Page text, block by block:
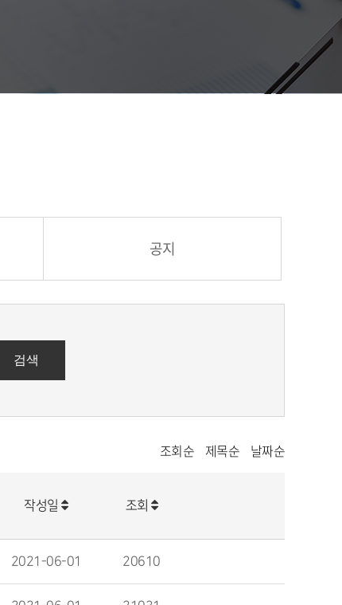
공지
검색
조회순 제목순 날짜순
작성일 조회
2021-06-01 20610